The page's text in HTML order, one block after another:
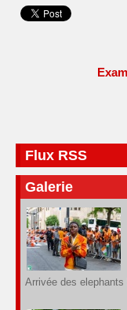
Flux RSS
Galerie
Arrivée des elephants